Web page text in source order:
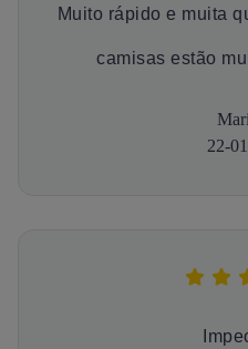
Muito rápido e muita
camisas estão
22-